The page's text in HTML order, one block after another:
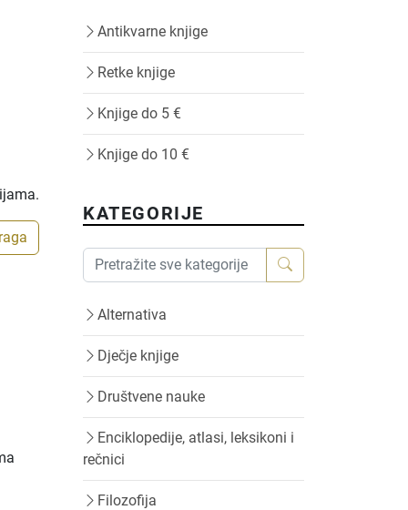
Antikvarne knjige
Retke knjige
Knjige do 5 €
Knjige do 10 €
KATEGORIJE
Alternativa
Dječje knjige
Društvene nauke
Enciklopedije, atlasi, leksikoni i
rečnici
Filozofija